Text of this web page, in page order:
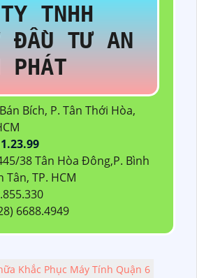
TNHH
ĐẦU TƯ AN
PHÁT
Bích, P. Tân Thới Hòa,
38 Tân Hòa Đông,P. Bình
TP. HCM
6688.4949
Khắc Phục Máy Tính Quận 6